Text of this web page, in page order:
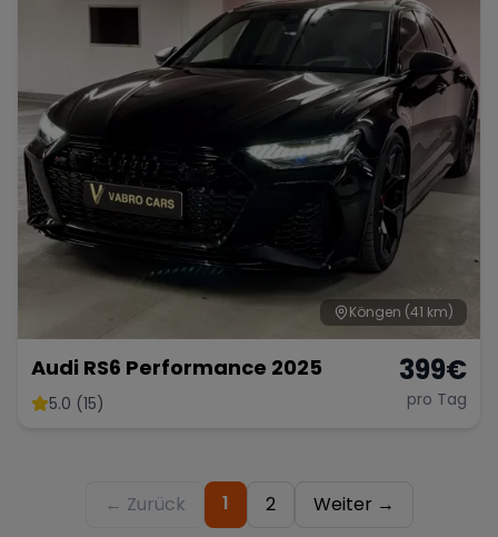
Köngen (41 km)
Audi RS6 Performance 2025
5.0 (15)
399€
pro Tag
← Zurück 1 2 Weiter →